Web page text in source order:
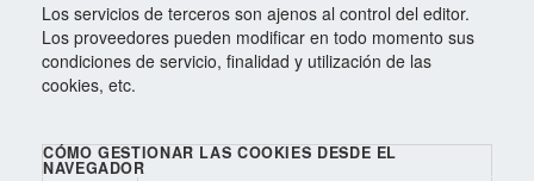
Los servicios de terceros son ajenos al control del editor.
Los proveedores pueden modificar en todo momento sus
condiciones de servicio, finalidad y utilización de las
cookies, etc.
CÓMO GESTIONAR LAS COOKIES DESDE EL
NAVEGADOR